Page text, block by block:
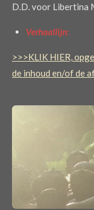
D.D. voor Libertina
Verhaallijn:
>>>KLIK HIER,
de inhoud en/of de